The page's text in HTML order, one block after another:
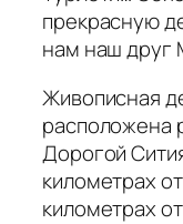
прекрасную
нам наш друг
Живописная
расположена
Дорогой
километрах
километрах